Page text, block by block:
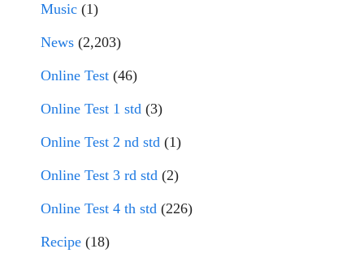
Music (1)
News (2,203)
Online Test (46)
Online Test 1 std (3)
Online Test 2 nd std (1)
Online Test 3 rd std (2)
Online Test 4 th std (226)
Recipe (18)